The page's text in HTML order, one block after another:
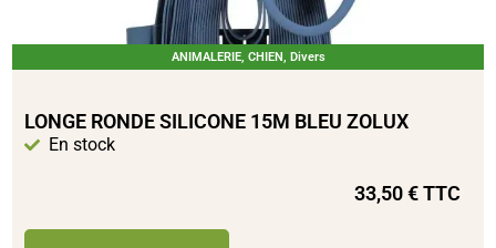
ANIMALERIE, CHIEN, Divers
LONGE RONDE SILICONE 15M BLEU ZOLUX
En stock
33,50€TTC